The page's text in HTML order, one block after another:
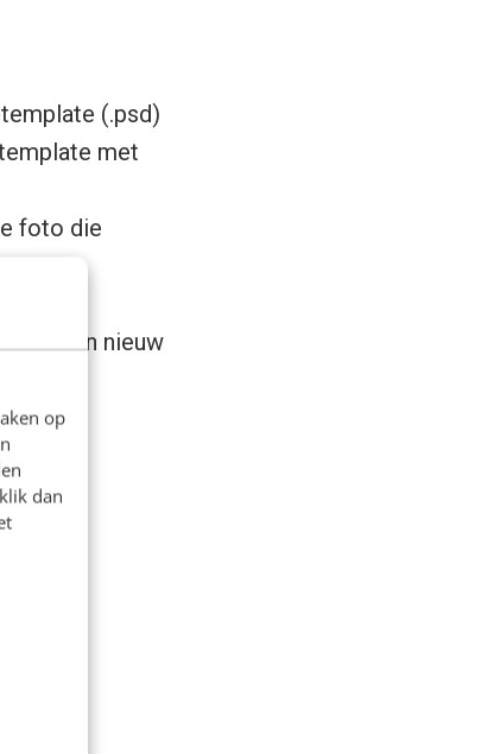
op
dan
(.psd)
met
foto die
in een nieuw